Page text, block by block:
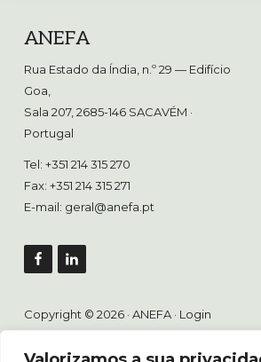
Footer
ANEFA
Rua Estado da Índia, n.º 29 — Edifício
Goa,
Sala 207, 2685-146 SACAVÉM ·
Portugal
Tel: +351 214 315 270
Fax: +351 214 315 271
E-mail: geral@anefa.pt
Copyright © 2026 · ANEFA · Login